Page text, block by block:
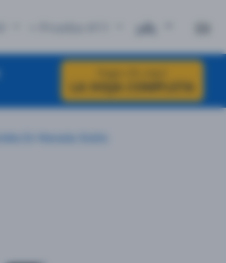
LA HOJA COMPLETA